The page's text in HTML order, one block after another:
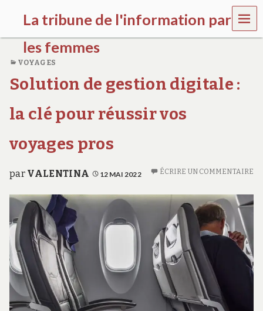
La tribune de l'information par
les femmes
a
t
i
n
w
m
e
n
s
a
w
a
r
d
s
.
MEN
U
VOYAGES
Solution de gestion digitale :
la clé pour réussir vos
voyages pros
par VALENTINA 12 MAI 2022 ÉCRIRE UN COMMENTAIRE